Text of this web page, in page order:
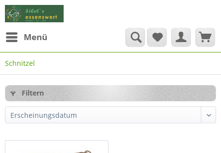
Menü
Schnitzel
Filtern